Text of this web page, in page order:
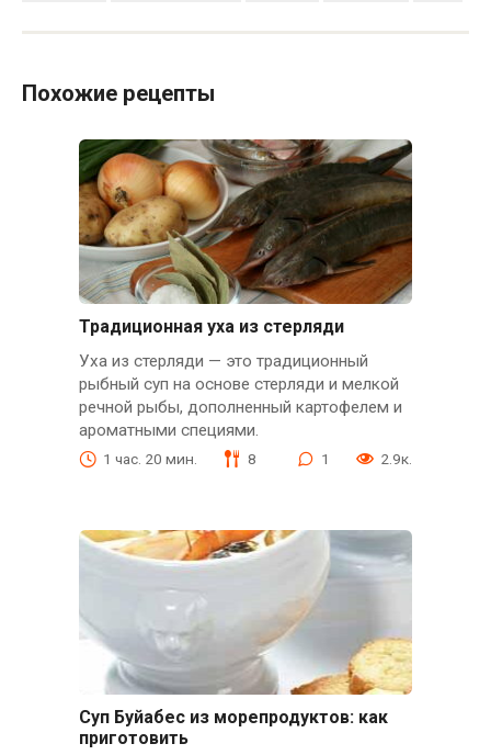
Похожие рецепты
Традиционная уха из стерляди
Уха из стерляди — это традиционный
рыбный суп на основе стерляди и мелкой
речной рыбы, дополненный картофелем и
ароматными специями.
1 час. 20 мин. 8 1 2.9к.
Суп Буйабес из морепродуктов: как
приготовить